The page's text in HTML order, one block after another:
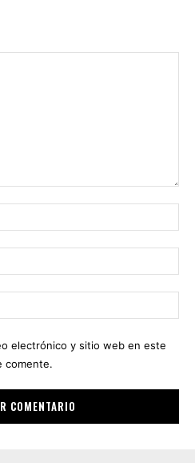
electrónico y sitio web en este
comente.